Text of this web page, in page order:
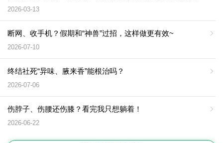
2026-03-13
断网、收手机？假期和“神兽”过招，这样做更有效~
2026-07-10
终结社死“异味、腋来香”能根治吗？
2026-07-06
伤脖子、伤腰还伤膝？看完我只想躺着！
2026-06-22